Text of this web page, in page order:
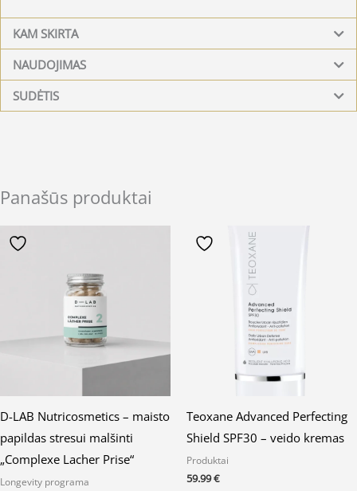
KAM SKIRTA
NAUDOJIMAS
SUDĖTIS
Panašūs produktai
D-LAB Nutricosmetics – maisto
papildas stresui malšinti
„Complexe Lacher Prise“
Longevity programa
Teoxane Advanced Perfecting
Shield SPF30 – veido kremas
Produktai
59.99€